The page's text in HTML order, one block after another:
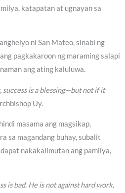
katapatan at ugnayan sa
ni San Mateo, sinabi ng
pagkakaroon ng maraming salapi
ang ating kaluluwa.
success is a blessing—but not if it
Uy.
masama ang magsikap,
sa magandang buhay, subalit
nakakalimutan ang pamilya,
is bad. He is not against hard work,